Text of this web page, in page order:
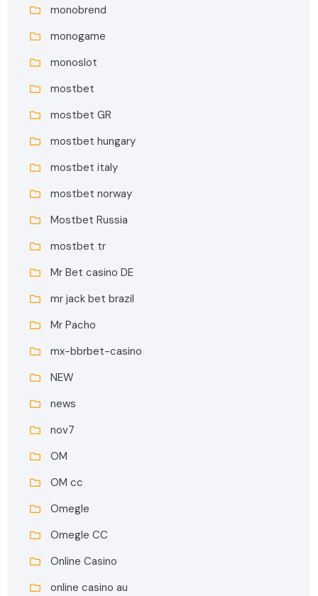
monobrend
monogame
monoslot
mostbet
mostbet GR
mostbet hungary
mostbet italy
mostbet norway
Mostbet Russia
mostbet tr
Mr Bet casino DE
mr jack bet brazil
Mr Pacho
mx-bbrbet-casino
NEW
news
nov7
OM
OM cc
Omegle
Omegle CC
Online Casino
online casino au